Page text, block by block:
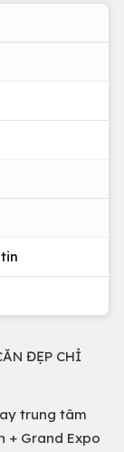
ĐẸP CHỈ
trung tâm
+ Grand Expo